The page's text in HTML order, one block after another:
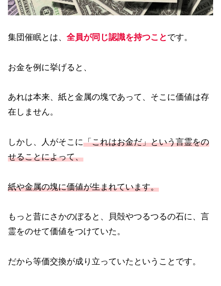
集団催眠とは、 全員が同じ認識を持つことです。
お金を例に挙げると、
あれは本来、紙と金属の塊であって、そこに価値は存
在しません。
しかし、人がそこに「これはお金だ」という言霊をの
せることによって、
紙や金属の塊に価値が生まれています。
もっと昔にさかのぼると、貝殻やつるつるの石に、言
霊をのせて価値をつけていた。
だから等価交換が成り立っていたということです。